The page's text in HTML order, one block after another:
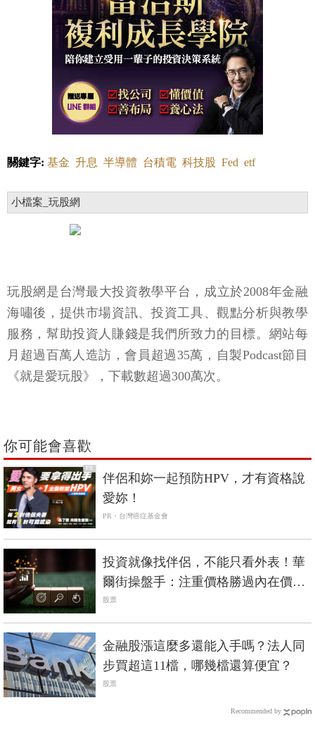
關鍵字: 基金 升息 半導體 台積電 科技股 Fed etf
小檔案_玩股網
玩股網是台灣最大投資教學平台，成立於2008年金融
海嘯後，提供市場資訊、投資工具、觀點分析與教學
服務，幫助投資人賺錢是我們所致力的目標。網站每
月超過百萬人造訪，會員超過35萬，自製Podcast節目
《就是愛玩股》，下載數超過300萬次。
你可能會喜歡
PR
伴侶和妳一起預防HPV，才有資格說
愛妳！
PR・台灣癌症基金會
投資就像找伴侶，不能只看外表！華
爾街操盤手：注重價格勝過內在價
值，小心錯把黃銅當黃金
股票
金融股漲這麼多還能入手嗎？法人同
步買超這11檔，哪幾檔還算便宜？
股票
Recommended by